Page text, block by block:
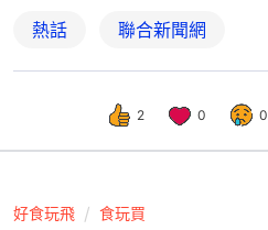
熱話 聯合新聞網
2 0 0
好食玩飛 食玩買